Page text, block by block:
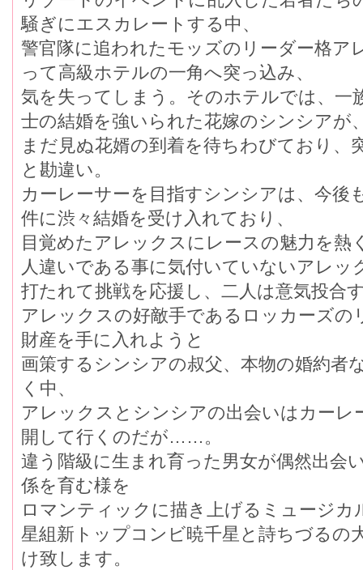
騒ぎにエスカレートする中、
警官隊に追われたモッズのリーダー格ア
って高級ホテルの一角へ突っ込み、
気を失ってしまう。そのホテルでは、一
士の結婚を強いられた花嫁のシンシアが
まだ見ぬ花婿の到着を待ちわびており、
と勘違い。
カーレーサーを目指すシンシアは、今後
件に渋々結婚を受け入れており、
目覚めたアレックスにレースの魅力を熱
人違いである事に気付いていないアレッ
打たれて挑戦を応援し、二人は意気投合
アレックスの好敵手であるロッカーズの
財産を手に入れようと
画策するシンシアの叔父、本物の婚約者
く中、
アレックスとシンシアの出会いはカー
開して行くのだが……。
違う階級に生まれ育った男女が偶然出会
係を育む様を
ロマンティックに描き上げるミュージカ
星組新トップコンビ暁千星と詩ちづるの
け致します。